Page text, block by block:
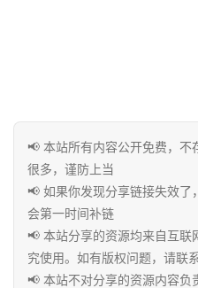
章
费
📢 本站所有内容公开免费，
很多，谨防上当
📢 如果你发现分享链接失效
会第一时间补链
📢 本站分享的资源均来自互
究使用。如有版权问题，请联
📢 本站不对分享的资源内容